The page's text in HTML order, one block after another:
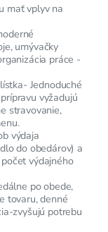
mať vplyv na
umývačky
práce -
Jednoduché
vyžadujú
stravovanie,
výdaja
do obedárov) a
výdajného
po obede,
tovaru, denné
zvyšujú potrebu